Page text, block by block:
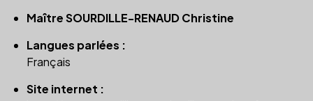
Maître SOURDILLE-RENAUD Christine
Langues parlées :
Français
Site internet :